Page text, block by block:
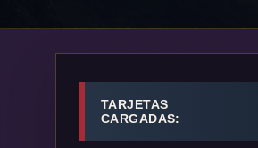
TARJETAS
CARGADAS: